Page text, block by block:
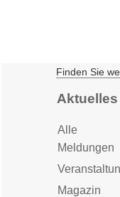
Finden Sie
Aktuelles
Alle
Meldungen
Magazin